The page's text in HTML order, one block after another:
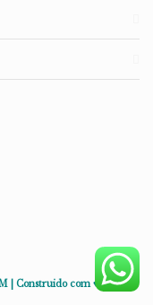
| Construido com ♥ by